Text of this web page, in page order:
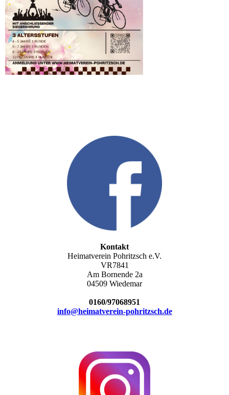
Kontakt
Heimatverein Pohritzsch e.V.
VR7841
Am Bornende 2a
04509 Wiedemar
0160/97068951
info@heimatverein-pohritzsch.de